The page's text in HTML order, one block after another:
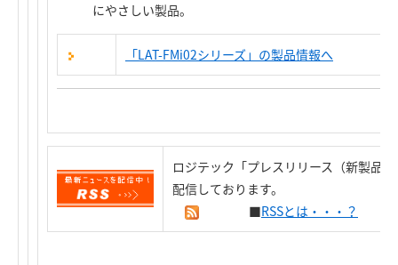
にやさしい製品。
「LAT-FMi02シリーズ」の製品情報へ
ロジテック「プレスリリース（新製品
配信しております。
■RSSとは・・・？